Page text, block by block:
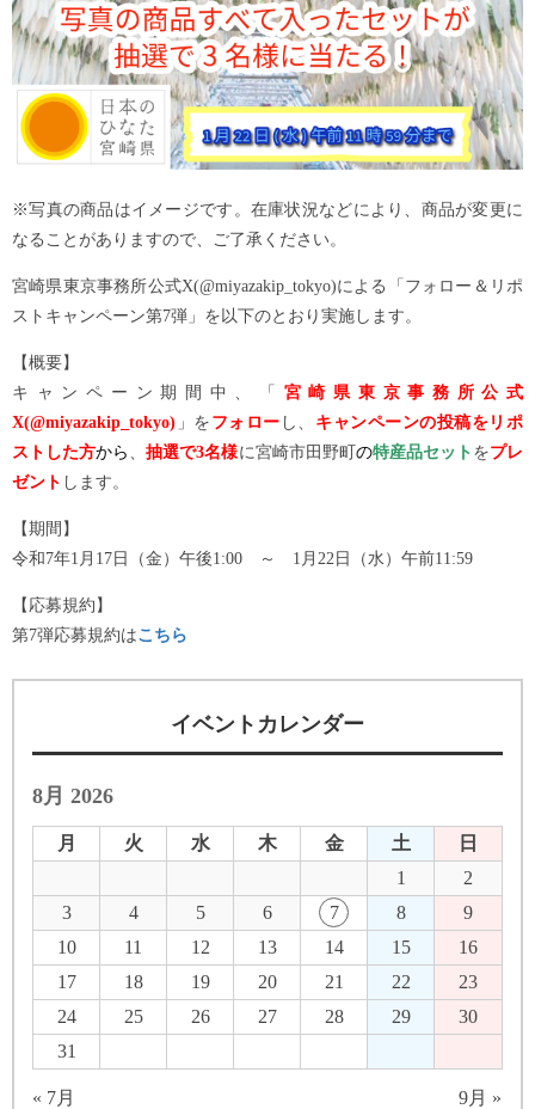
※写真の商品はイメージです。在庫状況などにより、商品が変更に
なることがありますので、ご了承ください。
宮崎県東京事務所公式X(@miyazakip_tokyo)による「フォロー＆リポ
ストキャンペーン第7弾」を以下のとおり実施します。
【概要】
キャンペーン期間中、「 宮崎県東京事務所公式
X(@miyazakip_tokyo) 」を フォロー し、 キャンペーンの投稿をリポ
スト した方から 、抽選で3名様に宮崎市田野町の特産品セット をプレ
ゼント します。
【期間】
令和7年1月17日（金）午後1:00 ～ 1月22日（水）午前11:59
【応募規約】
第7弾応募規約はこちら
イベントカレンダー
8月 2026
月 火 水 木 金 土
日
1
2
3
4 5 6 7 8
9
10
11 12 13 14 15
16
17
18 19 20 21 22
23
24
25 26 27 28 29
30
31
« 7月 9月 »